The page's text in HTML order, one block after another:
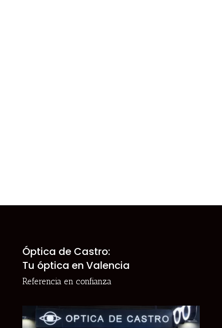
Óptica de Castro:
Tu óptica en Valencia
Referencia en confianza